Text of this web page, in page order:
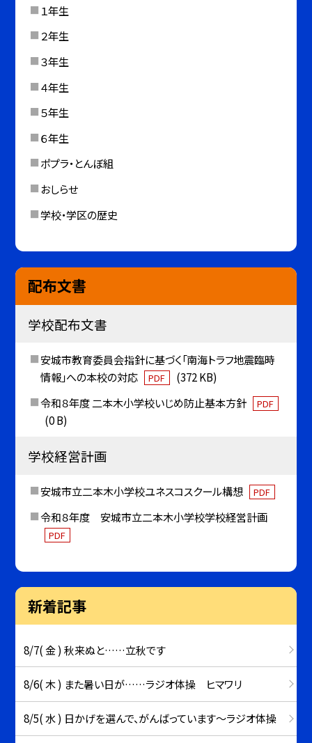
１年生
２年生
３年生
４年生
５年生
６年生
ポプラ・とんぼ組
おしらせ
学校・学区の歴史
配布文書
学校配布文書
安城市教育委員会指針に基づく「南海トラフ地震臨時
情報」への本校の対応
PDF
(372 KB)
令和８年度 二本木小学校いじめ防止基本方針
PDF
(0 B)
学校経営計画
安城市立二本木小学校ユネスコスクール構想 PDF
令和８年度 安城市立二本木小学校学校経営計画
PDF
新着記事
8/7( 金 ) 秋来ぬと……立秋です
8/6( 木 ) また暑い日が……ラジオ体操 ヒマワリ
8/5( 水 ) 日かげを選んで、がんばっています～ラジオ体操